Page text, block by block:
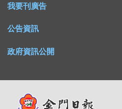
我要刊廣告
公告資訊
政府資訊公開